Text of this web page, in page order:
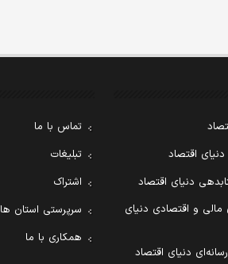
اقتصاد
دنیای اقتصاد
و اقتصادی دنیای
دنیای اقتصاد
تماس با ما
تبلیغات
اشتراک
سرپرستی استان ها
همکاری با ما